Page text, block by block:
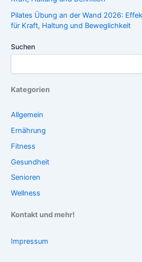
Pilates Übung an der Wand 2026:
für Kraft, Haltung und Beweglichkeit
Suchen
Kategorien
Allgemein
Ernährung
Fitness
Gesundheit
Senioren
Wellness
Kontakt und mehr!
Impressum